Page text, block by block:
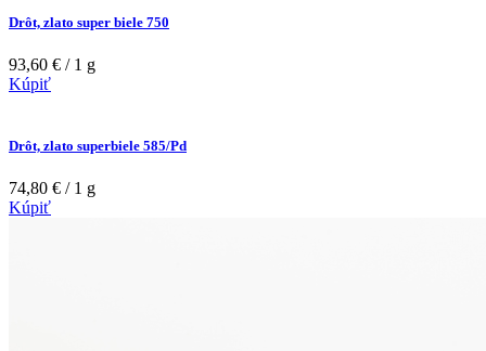
Drôt, zlato super biele 750
93,60 € / 1 g
Kúpiť
Drôt, zlato superbiele 585/Pd
74,80 € / 1 g
Kúpiť